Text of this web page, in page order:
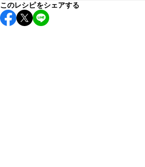
保存期間は冷蔵で翌日中が目安です。
し上がりください。
このレシピをシェアする